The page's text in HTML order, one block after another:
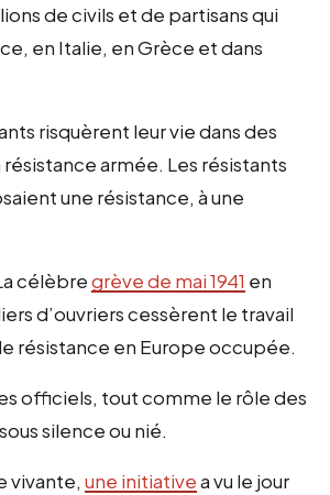
de civils et de partisans qui
en Italie, en Grèce et dans
risquèrent leur vie dans des
armée. Les résistants
une résistance, à une
célèbregrève de mai 1941 en
d’ouvriers cessèrent le travail
résistance en Europe occupée.
officiels, tout comme le rôle des
silence ou nié.
vivante,une initiativea vu le jour